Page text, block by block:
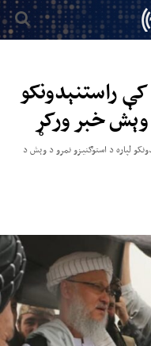
راستنېدونکو
وېش خبر ورکړ
لپاره د استوګنیزو نمرو د وېش د